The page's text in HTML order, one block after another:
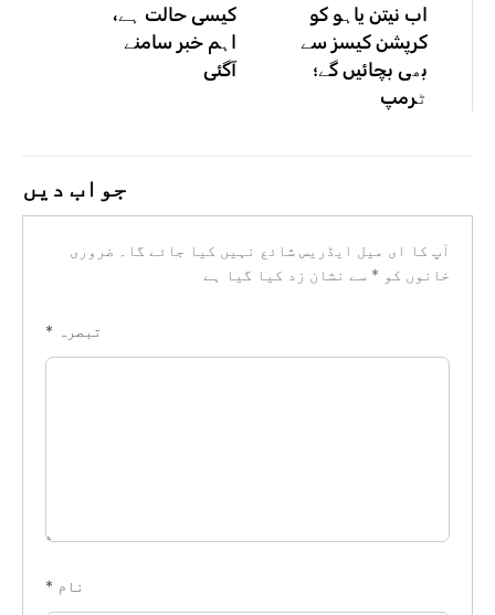
اب نیتن یاہو کو
کرپشن کیسز سے
بھی بچائیں گے؛
ٹرمپ
کیسی حالت ہے،
اہم خبر سامنے
آگئی
جواب دیں
آپ کا ای میل ایڈریس شائع نہیں کیا جائے گا۔
ضروری
خانوں کو * سے نشان زد کیا گیا ہے
تبصرہ *
نام *